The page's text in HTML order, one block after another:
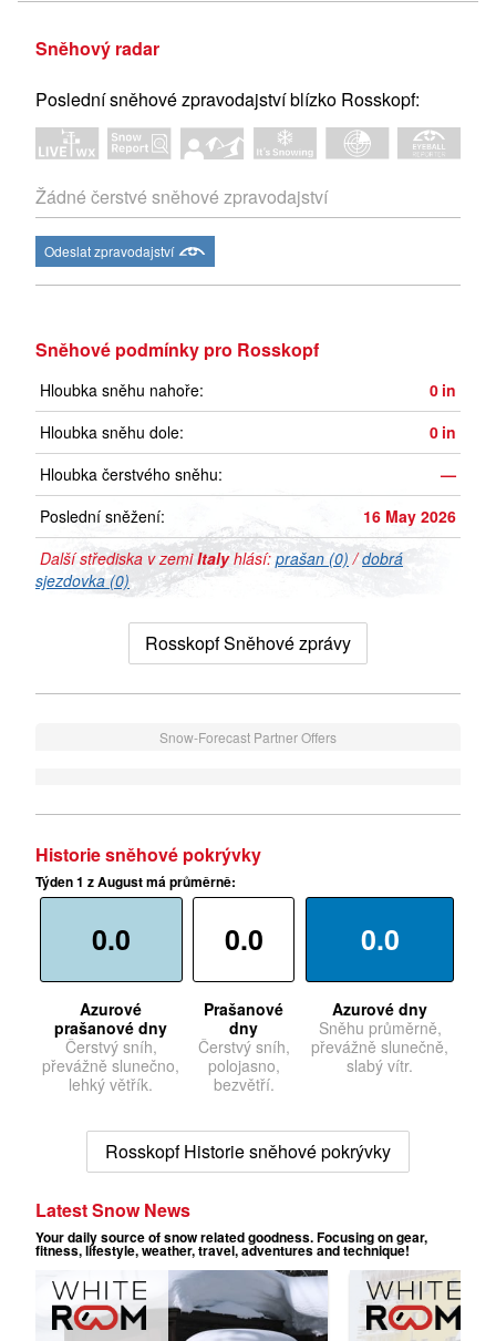
Sněhový radar
Poslední sněhové zpravodajství blízko Rosskopf:
Žádné čerstvé sněhové zpravodajství
Odeslat zpravodajství
Sněhové podmínky pro Rosskopf
Hloubka sněhu nahoře: 0 in
Hloubka sněhu dole:
0 in
Hloubka čerstvého sněhu:
—
Poslední sněžení:
16 May 2026
Další střediska v zemiItalyhlásí: prašan (0) /dobrá
sjezdovka (0)
Rosskopf Sněhové zprávy
Snow-Forecast Partner Offers
Historie sněhové pokrývky
Týden 1 z August má průměrně:
0.0
Azurové
prašanové dny
Čerstvý sníh,
převážně slunečno,
lehký větřík.
0.0
Prašanové
dny
Čerstvý sníh,
polojasno,
bezvětří.
0.0
Azurové dny
Sněhu průměrně,
převážně slunečně,
slabý vítr.
Rosskopf Historie sněhové pokrývky